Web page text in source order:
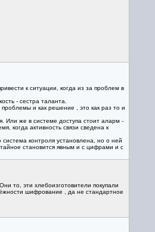
к ситуации, когда из за проблем в
- сестра таланта.
и как решение , это как раз то и
Или же в системе доступа стоит аларм -
когда активность связи сведена к
контроля установлена, но о ней
становится явным и с цифрами и с
то, эти хлебоизготовители покупали
шифрование , да не стандартное